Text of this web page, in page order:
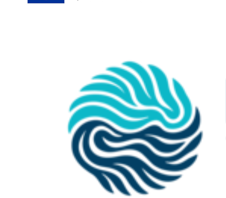
Semester:
Nachweis eines mindestens 12-wöchigen einschlägigen
Praktikums oder einer berufspraktischen Tätigkeit
(falls bereits vorhanden, ansonsten spätestens bis zur
Anmeldung der Masterarbeit)
Wirtschaftsinformatik:
Nachweis eines mindestens 20-wöchigen einschlägigen
Praktikums oder einer berufspraktischen Tätigkeit
(falls bereits vorhanden, ansonsten spätestens bis zur
Anmeldung der Masterarbeit)
Nur soweit zutreffend:
Nachweise über eine abgeschlossene Berufsausbildung
(Prüfungs- und Berufsschulabschlusszeugnis)
Kooperatives Studium (Studium mit vertiefter Praxis)